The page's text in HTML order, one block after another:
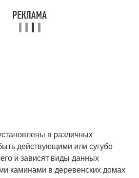
в различных
действующими или сугубо
и зависят виды данных
каминами в деревенских домах